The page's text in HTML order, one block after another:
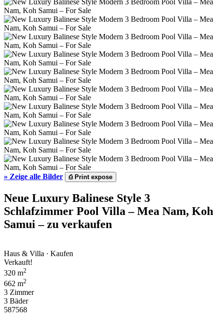
» Zeige alle Bilder ⎙Print expose
Neue Luxury Balinese Style 3
Schlafzimmer Pool Villa – Mea Nam, Koh
Samui – zu verkaufen
Haus & Villa · Kaufen
Verkauft!
320 m2
662 m2
3 Zimmer
3 Bäder
587568